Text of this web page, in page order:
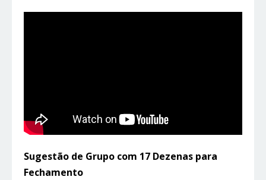
Sugestão de Grupo com 17 Dezenas para
Fechamento